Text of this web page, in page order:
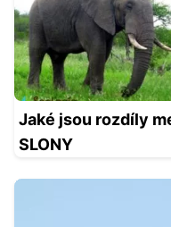
Jaké jsou rozdíly
SLONY